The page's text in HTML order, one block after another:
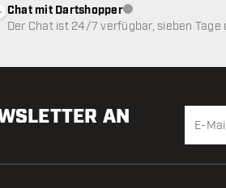
Chat mit DartshopperKundenservice nicht
Der Chat ist 24/7 verfügbar, sieben Tage
AN